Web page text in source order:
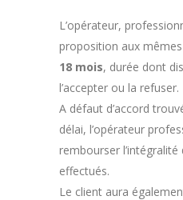
L’opérateur,
proposition aux
18 mois, durée dont
l’accepter ou la refuser.
A défaut d’accord
délai, l’opérateur
rembourser
effectués.
Le client aura